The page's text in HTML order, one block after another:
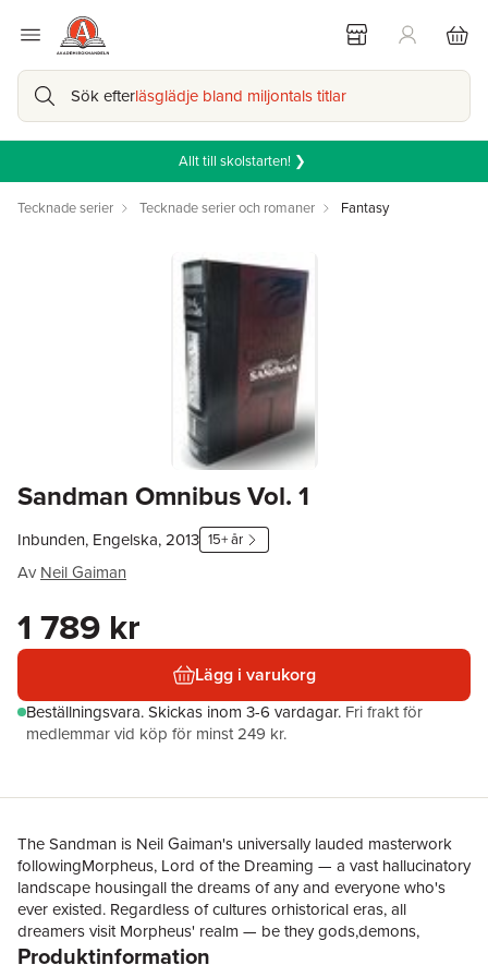
Sök efterläsglädje bland miljontals titlar
Allt till skolstarten! ❯
Tecknade serier Tecknade serier och romaner Fantasy
Sandman Omnibus Vol. 1
Inbunden, Engelska, 2013 15+ år
Av Neil Gaiman
1 789 kr
Lägg i varukorg
Beställningsvara.Skickas inom 3-6 vardagar. Fri frakt för
medlemmar vid köp för minst 249 kr.
The Sandman is Neil Gaiman's universally lauded masterwork
followingMorpheus, Lord of the Dreaming — a vast hallucinatory
landscape housingall the dreams of any and everyone who's
ever existed. Regardless of cultures orhistorical eras, all
dreamers visit Morpheus' realm — be they gods,demons,
muses, mythical creatures, or simply humans who teach
Produktinformation